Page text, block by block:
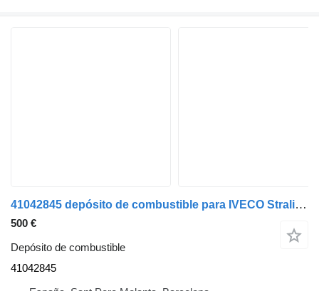
41042845 depósito de combustible para IVECO Stralis camión
500 €
Depósito de combustible
41042845